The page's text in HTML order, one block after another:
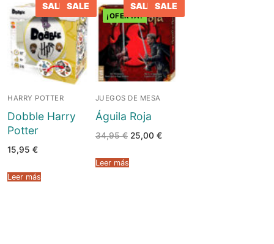
HARRY POTTER
SALE SALE
Dobble Harry
Potter
15,95 €
Leer más
¡OFERTA!
JUEGOS DE MESA
SALE SALE
Águila Roja
34,95€ El
precio
25,00 €El
Leer más